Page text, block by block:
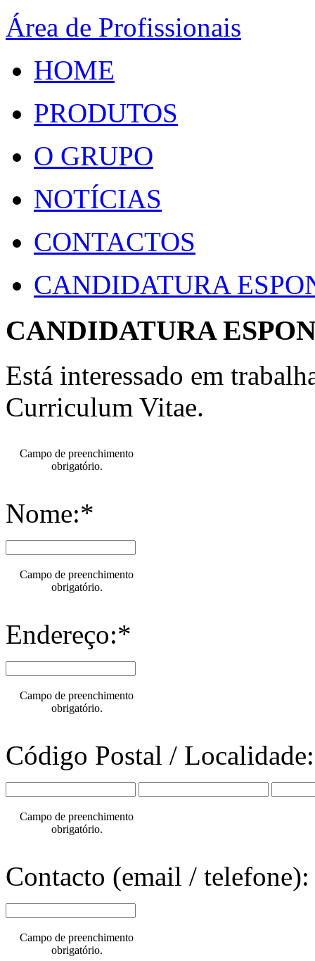
Área de Profissionais
HOME
PRODUTOS
O GRUPO
NOTÍCIAS
CONTACTOS
CANDIDATURA
CANDIDATURA
Está interessado em
Curriculum Vitae.
Campo de preenchimento
obrigatório.
Nome:*
Campo de preenchimento
obrigatório.
Endereço:*
Campo de preenchimento
obrigatório.
Código Postal /
Campo de preenchimento
obrigatório.
Contacto (email /
Campo de preenchimento
obrigatório.